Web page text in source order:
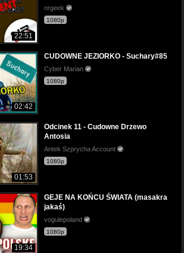
22:51
nrgeek
1080p
02:42
CUDOWNE JEZIORKO - Suchary#85
Cyber Marian
1080p
01:53
Odcinek 11 - Cudowne Drzewo
Antosia
Antek Szprycha Account
1080p
19:34
GEJE NA KOŃCU ŚWIATA (masakra
jakaś)
vogulepoland
1080p